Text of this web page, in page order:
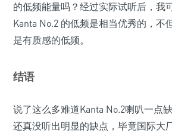
的低频能量吗？经过实际试听后，我
Kanta No.2 的低频是相当优秀的，不
是有质感的低频。
结语
说了这么多难道Kanta No.2喇叭一点
还真没听出明显的缺点，毕竟国际大